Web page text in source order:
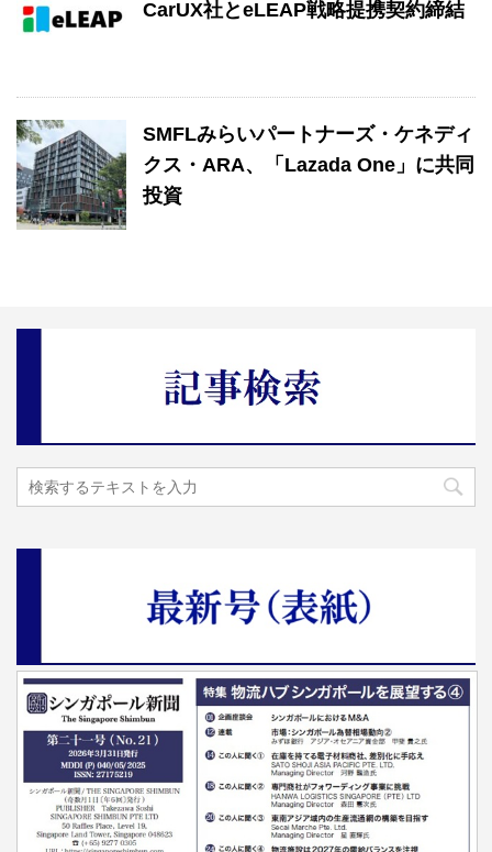
CarUX社とeLEAP戦略提携契約締結
SMFLみらいパートナーズ・ケネディ
クス・ARA、「Lazada One」に共同
投資